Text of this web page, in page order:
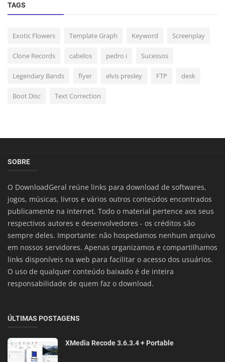
TAGS
Exotic Flowers Template Graph Keyword Screenplay
Clone Records cabelos pedro i Sucessos
Legendary Bands flyer elvis presley FTP desk
Boot Disc Text Correction
SOBRE
O DownloadGeral reúne links para download de softwares,
jogos, músicas, livros e vários outros conteúdos encontrados
publicamente na internet. Todo o material pertence aos seus
respectivos autores e desenvolvedores - os créditos são
sempre deles. Importante: não hospedamos nenhum arquivo
em nossos servidores. Apenas organizamos e compartilhamos
links disponíveis na web para facilitar o acesso dos usuários.
O uso de qualquer conteúdo baixado é de inteira
responsabilidade de quem faz o download.
ÚLTIMAS POSTAGENS
XMedia Recode 3.6.3.4 + Portable